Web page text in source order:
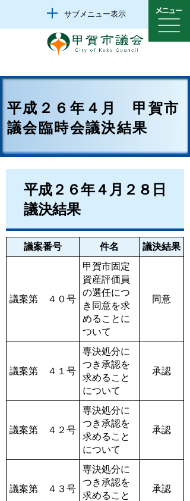
サブメニュー表示
平成２６年４月 甲賀市
議会臨時会議決結果
平成２６年４月２８日
議決結果
議案番号 件名 議決結果
議案第 ４０号
甲賀市固定
資産評価員
の選任につ
き同意を求
めることに
ついて
同意
議案第 ４１号
専決処分に
つき承認を
求めること
について
承認
議案第 ４２号
専決処分に
つき承認を
求めること
について
承認
議案第 ４３号
専決処分に
つき承認を
求めること
承認